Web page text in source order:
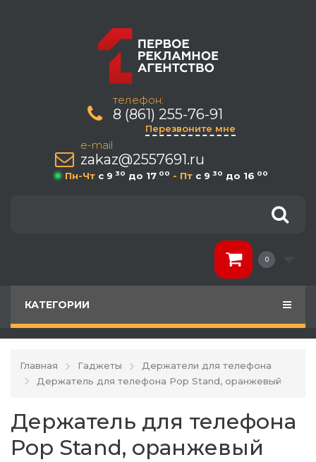
телефон:
8 (861) 255-76-91
Перезвоните мне
e-mail
zakaz@2557691.ru
Пн-Чт c 9 30 до 17 00 - Пт c 9 30 до 16 00
0
КАТЕГОРИИ
Главная Гаджеты
Держатели для телефона
Держатель для телефона Pop Stand, оранжевый
Держатель для телефона
Pop Stand, оранжевый